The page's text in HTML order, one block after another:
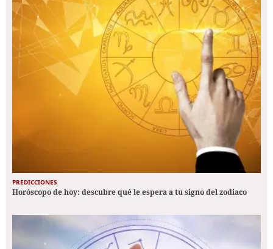
PREDICCIONES
Horóscopo de hoy: descubre qué le espera a tu signo del zodiaco